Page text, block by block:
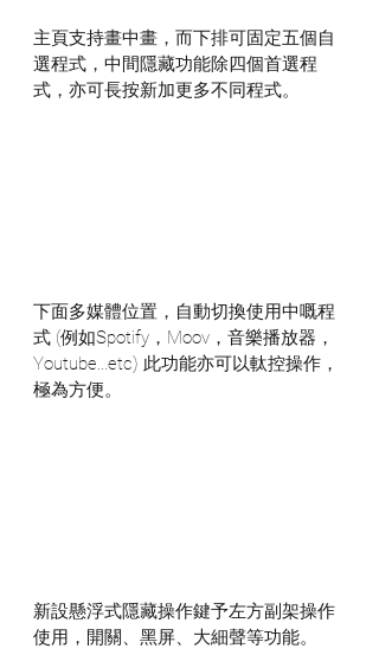
主頁支持畫中畫，而下排可固定五個自
選程式，中間隱藏功能除四個首選程
式，亦可長按新加更多不同程式。
下面多媒體位置，自動切換使用中嘅程
式 (例如Spotify，Moov，音樂播放器，
Youtube...etc) 此功能亦可以軚控操作，
極為方便。
新設懸浮式隱藏操作鍵予左方副架操作
使用，開關、黑屏、大細聲等功能。